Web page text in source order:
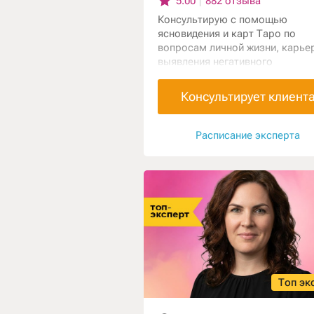
Консультирую с помощью
ясновидения и карт Таро по
вопросам личной жизни,
выявления негативного
Консультирует клиента
Расписание эксперта
Топ